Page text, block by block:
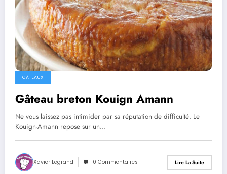
GÂTEAUX
Gâteau breton Kouign Amann
Ne vous laissez pas intimider par sa réputation de difficulté. Le
Kouign-Amann repose sur un…
Xavier Legrand 0 Commentaires Lire La Suite